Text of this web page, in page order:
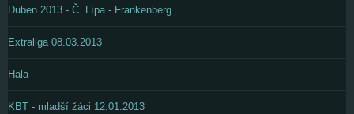
Duben 2013 - Č. Lípa - Frankenberg
Extraliga 08.03.2013
Hala
KBT - mladší žáci 12.01.2013